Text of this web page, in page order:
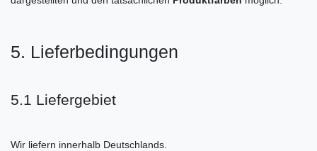
5. Lieferbedingungen
5.1 Liefergebiet
Wir liefern innerhalb Deutschlands.